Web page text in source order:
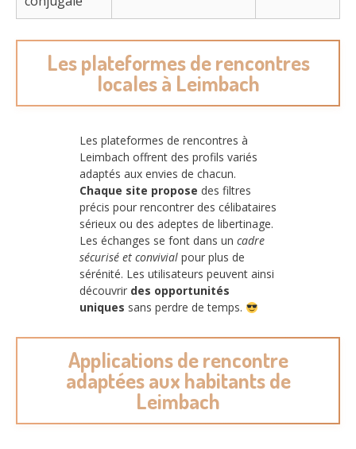
Les plateformes de rencontres
locales à Leimbach
Les plateformes de rencontres à
Leimbach offrent des profils variés
adaptés aux envies de chacun.
Chaque site propose des filtres
précis pour rencontrer des célibataires
sérieux ou des adeptes de libertinage.
Les échanges se font dans un cadre
sécurisé et convivial pour plus de
sérénité. Les utilisateurs peuvent ainsi
découvrir des opportunités
uniques sans perdre de temps.
Applications de rencontre
adaptées aux habitants de
Leimbach